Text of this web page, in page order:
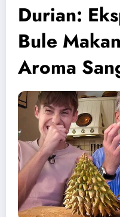
Durian:
Bule
Aroma